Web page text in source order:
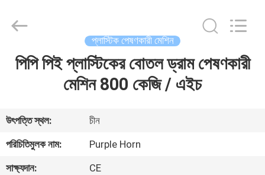
বাড়ি
আমাদের
সম্পর্কে
প্লাস্টিক পেষণকারী মেশিন
পিপি পিই প্লাস্টিকের বোতল ড্রাম পেষণকারী
মেশিন 800 কেজি / এইচ
উৎপত্তি স্থল:
চীন
পরিচিতিমুলক নাম:
Purple Horn
সাক্ষ্যদান:
CE